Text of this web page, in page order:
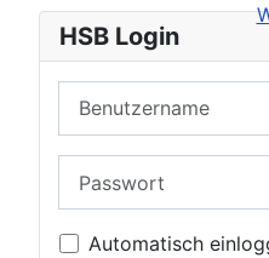
HSB Login
Automatisch